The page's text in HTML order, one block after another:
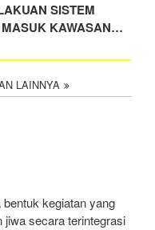
SISTEM
MASUK KAWASAN…
LAINNYA
kegiatan yang
jiwa secara terintegrasi